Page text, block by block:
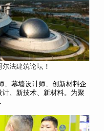
法建筑论坛！
、幕墙设计师、创新材料企
、新技术、新材料。为聚